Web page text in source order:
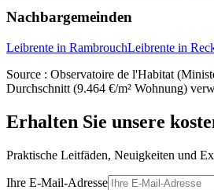
Nachbargemeinden
Leibrente in RambrouchLeibrente in
Source : Observatoire de l'Habitat
Durchschnitt (9.464 €/m² Wohnung)
Erhalten Sie unsere
Praktische Leitfäden, Neuigkeiten und
Ihre E-Mail-Adresse